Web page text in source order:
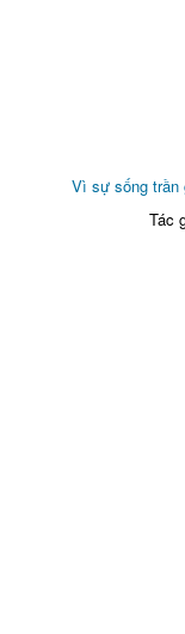
Vì sự sống trần
Tác